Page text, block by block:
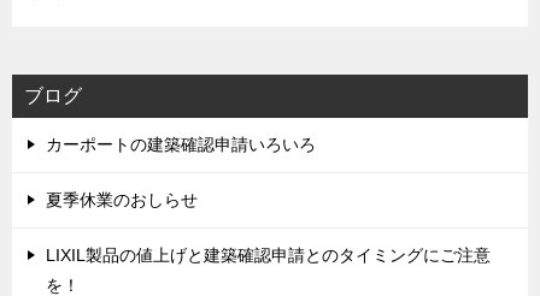
ブログ
カーポートの建築確認申請いろいろ
夏季休業のおしらせ
LIXIL製品の値上げと建築確認申請とのタイミングにご注意
を！